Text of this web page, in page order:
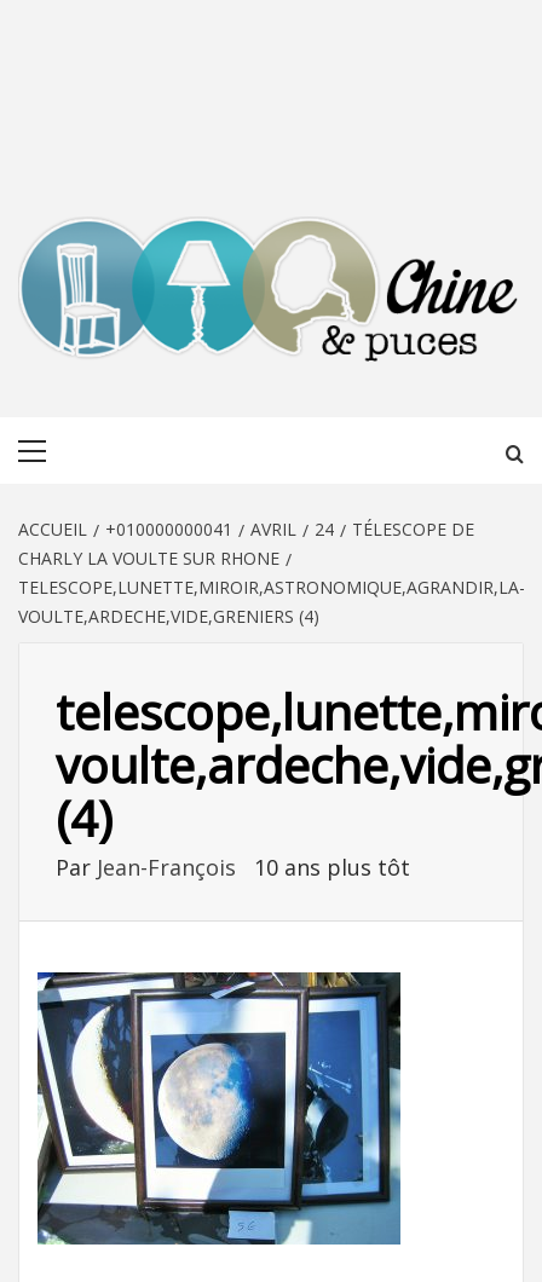
ACCUEIL +010000000041 AVRIL 24
TÉLESCOPE DE
CHARLY LA VOULTE SUR RHONE
TELESCOPE,LUNETTE,MIROIR,ASTRONOMIQUE,AGRANDIR,LA-
VOULTE,ARDECHE,VIDE,GRENIERS (4)
(4)
Par Jean-François 10 ans plus tôt